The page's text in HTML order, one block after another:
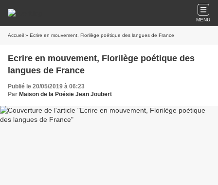
MENU
Accueil » Ecrire en mouvement, Florilège poétique des langues de France
Ecrire en mouvement, Florilège poétique des
langues de France
Publié le 20/05/2019 à 06:23
Par Maison de la Poésie Jean Joubert